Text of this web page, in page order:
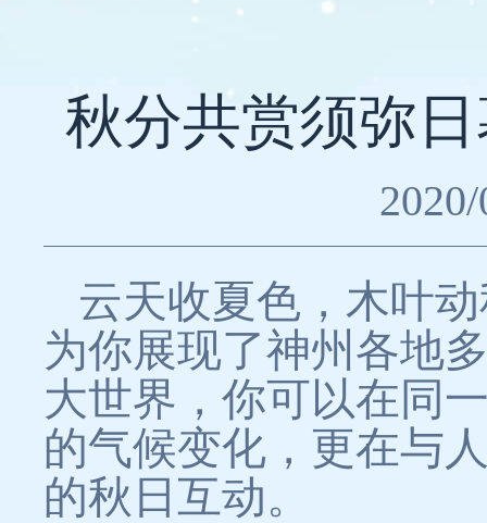
秋分共赏须弥
云天收夏色，木叶
为你展现了神州各地
大世界，你可以在同
的气候变化，更在与
的秋日互动。